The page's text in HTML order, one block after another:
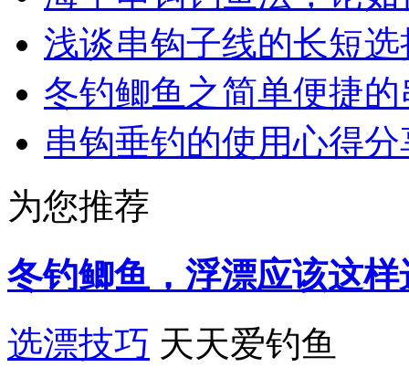
浅谈串钩子线的长短选
冬钓鲫鱼之简单便捷
串钩垂钓的使用心得分
为您推荐
冬钓鲫鱼，浮漂应该这
选漂技巧 天天爱钓鱼